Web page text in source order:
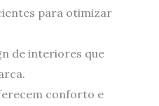
para otimizar
de interiores que
conforto e